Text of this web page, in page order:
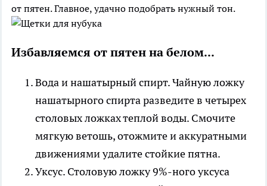
от пятен. Главное, удачно подобрать нужный тон.
Избавляемся от пятен на белом...
Вода и нашатырный спирт.Чайную ложку
нашатырного спирта разведите в четырех
столовых ложках теплой воды. Смочите
мягкую ветошь, отожмите и аккуратными
движениями удалите стойкие пятна.
Уксус. Столовую ложку 9%-ного уксуса